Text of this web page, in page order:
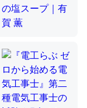
った。調べたら
程度。
はなぜ海にいな